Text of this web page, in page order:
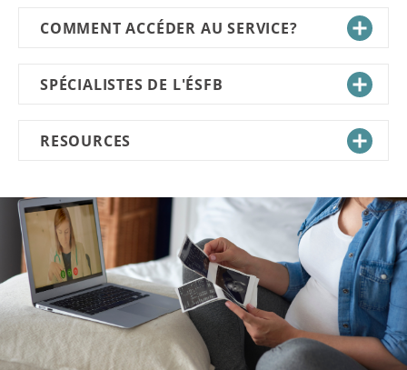
COMMENT ACCÉDER AU SERVICE?
SPÉCIALISTES DE L'ÉSFB
RESOURCES